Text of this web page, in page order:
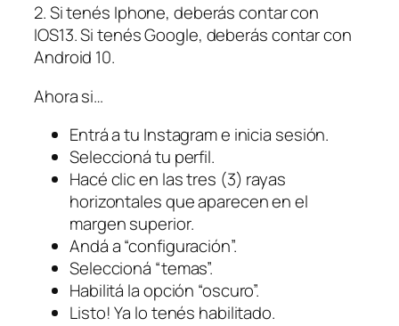
2. Si tenés Iphone, deberás contar con
IOS13. Si tenés Google, deberás contar con
Android 10.
Ahora si…
Entrá a tu Instagram e inicia sesión.
Seleccioná tu perfil.
Hacé clic en las tres (3) rayas
horizontales que aparecen en el
margen superior.
Andá a “configuración”.
Seleccioná “temas”.
Habilitá la opción “oscuro”.
Listo! Ya lo tenés habilitado.